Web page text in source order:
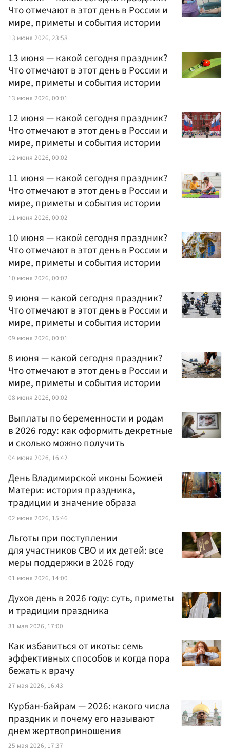
Что отмечают в этот день в России и
мире, приметы и события истории
13 июня 2026, 23:58
13 июня — какой сегодня праздник?
Что отмечают в этот день в России и
мире, приметы и события истории
13 июня 2026, 00:01
12 июня — какой сегодня праздник?
Что отмечают в этот день в России и
мире, приметы и события истории
12 июня 2026, 00:02
11 июня — какой сегодня праздник?
Что отмечают в этот день в России и
мире, приметы и события истории
11 июня 2026, 00:02
10 июня — какой сегодня праздник?
Что отмечают в этот день в России и
мире, приметы и события истории
10 июня 2026, 00:02
9 июня — какой сегодня праздник?
Что отмечают в этот день в России и
мире, приметы и события истории
09 июня 2026, 00:01
8 июня — какой сегодня праздник?
Что отмечают в этот день в России и
мире, приметы и события истории
08 июня 2026, 00:02
Выплаты по беременности и родам
в 2026 году: как оформить декретные
и сколько можно получить
04 июня 2026, 16:42
День Владимирской иконы Божией
Матери: история праздника,
традиции и значение образа
02 июня 2026, 15:46
Льготы при поступлении
для участников СВО и их детей: все
меры поддержки в 2026 году
01 июня 2026, 14:00
Духов день в 2026 году: суть, приметы
и традиции праздника
31 мая 2026, 17:00
Как избавиться от икоты: семь
эффективных способов и когда пора
бежать к врачу
27 мая 2026, 16:43
Курбан-байрам — 2026: какого числа
праздник и почему его называют
днем жертвоприношения
25 мая 2026, 17:37